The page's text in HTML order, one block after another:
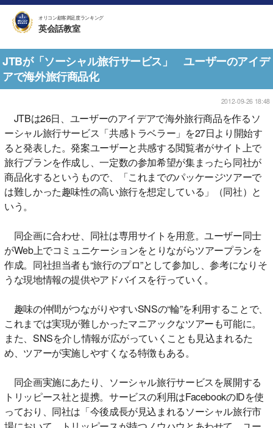
オリコン顧客満足度ランキング
英会話教室
JTBが「ソーシャル旅行サービス」 ユーザーのアイデ
アで海外旅行商品化
2012-09-26 18:48
JTBは26日、ユーザーのアイデアで海外旅行商品を作るソ
ーシャル旅行サービス「共感トラベラー」を27日より開始す
ると発表した。発案ユーザーと共感する閲覧者がサイト上で
旅行プランを作成し、一定数の参加希望が集まったら同社が
商品化するというもので、「これまでのパッケージツアーで
は難しかった趣味性の高い旅行を想定している」（同社）と
いう。
同企画に合わせ、同社は専用サイトを用意。ユーザー同士
がWeb上でコミュニケーションをとりながらツアープランを
作成。同社担当者も“旅行のプロ”として参加し、参考になりそ
うな現地情報の提供やアドバイスを行っていく。
趣味の仲間がつながりやすいSNSの“輪”を利用することで、
これまでは実現が難しかったマニアックなツアーも可能に。
また、SNSを介し情報が広がっていくことも見込まれるた
め、ツアーが実施しやすくなる特徴もある。
同企画実施にあたり、ソーシャル旅行サービスを展開する
トリッピース社と提携。サービスの利用はFacebookのIDを使
っており、同社は「今後成長が見込まれるソーシャル旅行市